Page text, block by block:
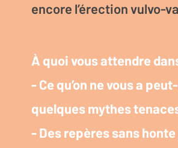
encore l’érection vulvo-
À quoi vous attendre
- Ce qu’on ne vous a
quelques mythes
- Des repères sans